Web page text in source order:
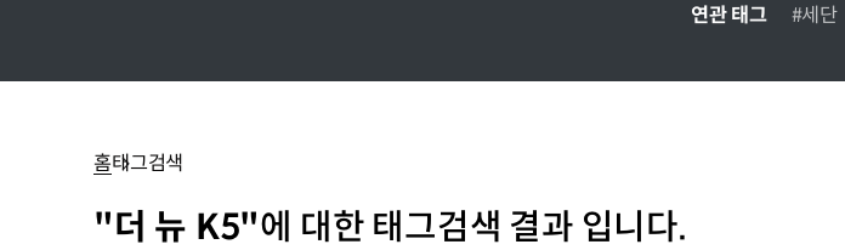
연관 태그 #세단
홈태그검색
"더 뉴 K5"에 대한 태그검색 결과 입니다.